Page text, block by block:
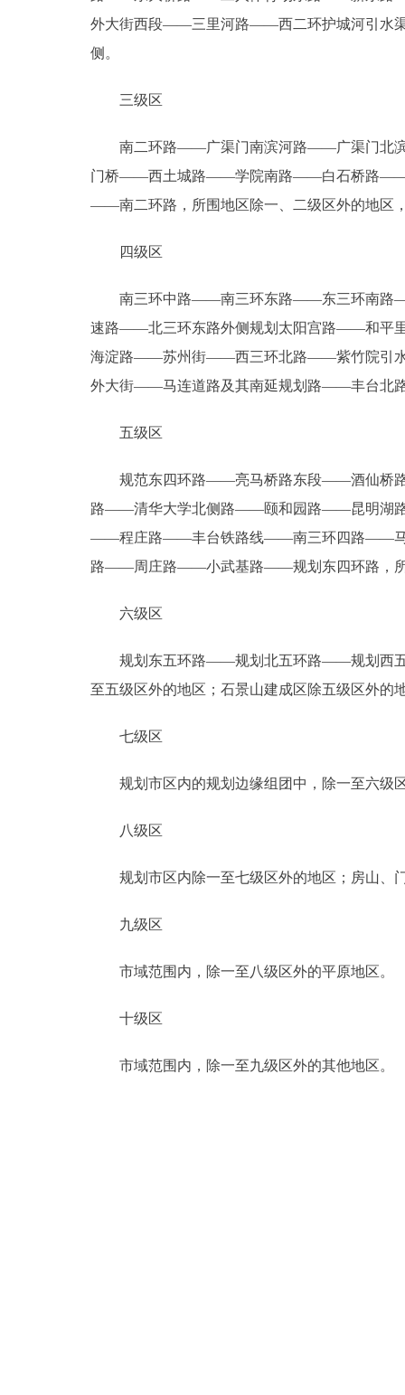
外大街西段――三里河路――西二环护城河引水
侧。
三级区
南二环路――广渠门南滨河路――广渠门北
门桥――西土城路――学院南路――白石桥路
――南二环路，所围地区除一、二级区外的地区
四级区
南三环中路――南三环东路――东三环南路
速路――北三环东路外侧规划太阳宫路――和
海淀路――苏州街――西三环北路――紫竹院
外大街――马连道路及其南延规划路――丰台北
五级区
规范东四环路――亮马桥路东段――酒仙桥
路――清华大学北侧路――颐和园路――昆明
――程庄路――丰台铁路线――南三环四路――
路――周庄路――小武基路――规划东四环路，所
六级区
规划东五环路――规划北五环路――规划西五
至五级区外的地区；石景山建成区除五级区外的
七级区
规划市区内的规划边缘组团中，除一至六级
八级区
规划市区内除一至七级区外的地区；房山、门
九级区
市域范围内，除一至八级区外的平原地区。
十级区
市域范围内，除一至九级区外的其他地区。